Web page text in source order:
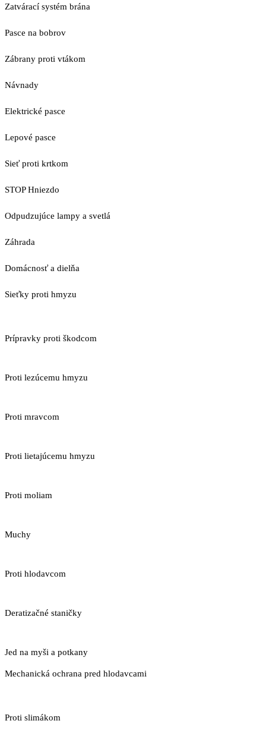
Zatvárací systém brána
Pasce na bobrov
Zábrany proti vtákom
Návnady
Elektrické pasce
Lepové pasce
Sieť proti krtkom
STOP Hniezdo
Odpudzujúce lampy a svetlá
Záhrada
Domácnosť a dielňa
Sieťky proti hmyzu
Prípravky proti škodcom
Proti lezúcemu hmyzu
Proti mravcom
Proti lietajúcemu hmyzu
Proti moliam
Muchy
Proti hlodavcom
Deratizačné staničky
Jed na myši a potkany
Mechanická ochrana pred hlodavcami
Proti slimákom